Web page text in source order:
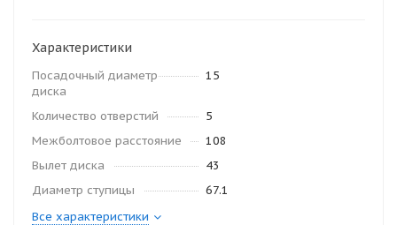
Характеристики
Посадочный диаметр
диска
15
Количество отверстий
5
Межболтовое расстояние
108
Вылет диска
43
Диаметр ступицы
67.1
Все характеристики